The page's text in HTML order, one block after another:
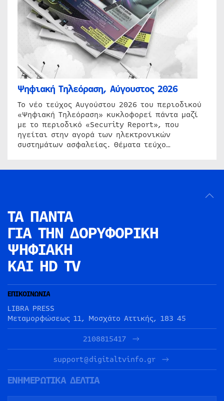
Ψηφιακή Τηλεόραση, Αύγουστος 2026
Το νέο τεύχος Αυγούστου 2026 του περιοδικού
«Ψηφιακή Τηλεόραση» κυκλοφορεί πάντα μαζί
με το περιοδικό «Security Report», που
ηγείται στην αγορά των ηλεκτρονικών
συστημάτων ασφαλείας. Θέματα τεύχο…
ΤΑ ΠΑΝΤΑ
ΓΙΑ ΤΗΝ ΔΟΡΥΦΟΡΙΚΗ
ΨΗΦΙΑΚΗ
ΚΑΙ HD TV
ΕΠΙΚΟΙΝΩΝΙΑ
LIBRA PRESS
Μεταμορφώσεως 11, Μοσχάτο Αττικής, 183 45
2108815417
support@digitaltvinfo.gr
ΕΝΗΜΕΡΩΤΙΚΑ ΔΕΛΤΙΑ